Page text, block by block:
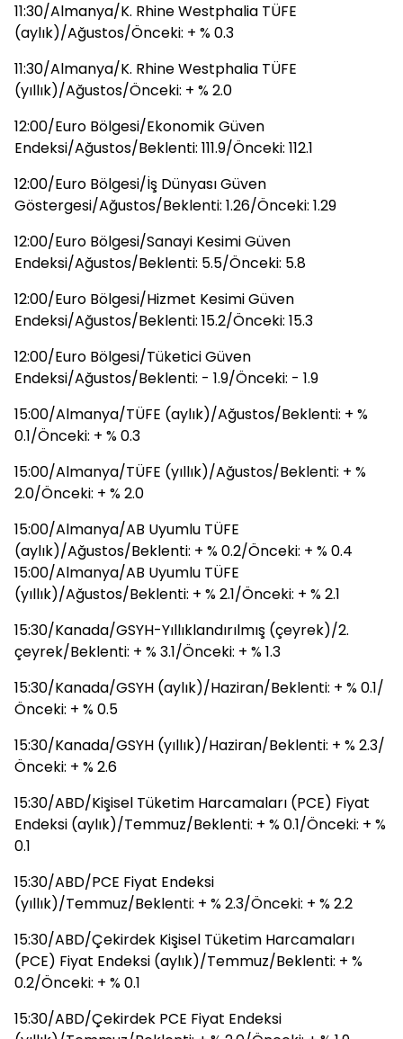
11:30/Almanya/K. Rhine Westphalia TÜFE
(aylık)/Ağustos/Önceki: + % 0.3
11:30/Almanya/K. Rhine Westphalia TÜFE
(yıllık)/Ağustos/Önceki: + % 2.0
12:00/Euro Bölgesi/Ekonomik Güven
Endeksi/Ağustos/Beklenti: 111.9/Önceki: 112.1
12:00/Euro Bölgesi/İş Dünyası Güven
Göstergesi/Ağustos/Beklenti: 1.26/Önceki: 1.29
12:00/Euro Bölgesi/Sanayi Kesimi Güven
Endeksi/Ağustos/Beklenti: 5.5/Önceki: 5.8
12:00/Euro Bölgesi/Hizmet Kesimi Güven
Endeksi/Ağustos/Beklenti: 15.2/Önceki: 15.3
12:00/Euro Bölgesi/Tüketici Güven
Endeksi/Ağustos/Beklenti: - 1.9/Önceki: - 1.9
15:00/Almanya/TÜFE (aylık)/Ağustos/Beklenti: + %
0.1/Önceki: + % 0.3
15:00/Almanya/TÜFE (yıllık)/Ağustos/Beklenti: + %
2.0/Önceki: + % 2.0
15:00/Almanya/AB Uyumlu TÜFE
(aylık)/Ağustos/Beklenti: + % 0.2/Önceki: + % 0.4
15:00/Almanya/AB Uyumlu TÜFE
(yıllık)/Ağustos/Beklenti: + % 2.1/Önceki: + % 2.1
15:30/Kanada/GSYH-Yıllıklandırılmış (çeyrek)/2.
çeyrek/Beklenti: + % 3.1/Önceki: + % 1.3
15:30/Kanada/GSYH (aylık)/Haziran/Beklenti: + % 0.1/
Önceki: + % 0.5
15:30/Kanada/GSYH (yıllık)/Haziran/Beklenti: + % 2.3/
Önceki: + % 2.6
15:30/ABD/Kişisel Tüketim Harcamaları (PCE) Fiyat
Endeksi (aylık)/Temmuz/Beklenti: + % 0.1/Önceki: + %
0.1
15:30/ABD/PCE Fiyat Endeksi
(yıllık)/Temmuz/Beklenti: + % 2.3/Önceki: + % 2.2
15:30/ABD/Çekirdek Kişisel Tüketim Harcamaları
(PCE) Fiyat Endeksi (aylık)/Temmuz/Beklenti: + %
0.2/Önceki: + % 0.1
15:30/ABD/Çekirdek PCE Fiyat Endeksi